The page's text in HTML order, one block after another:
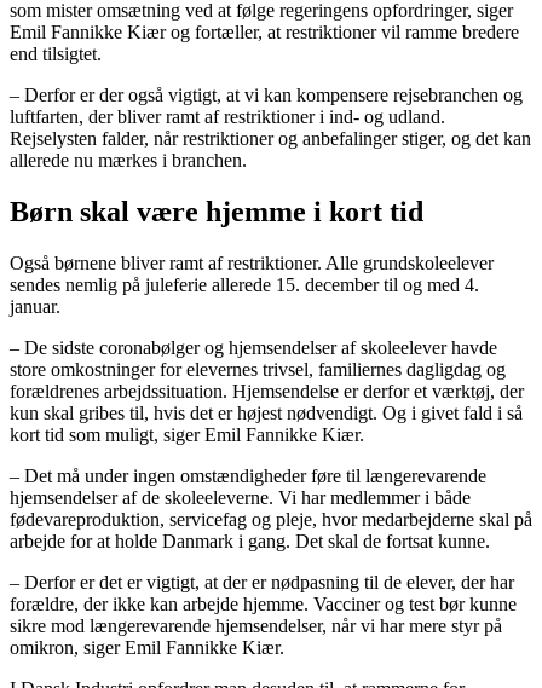
som mister omsætning ved at følge regeringens opfordringer, siger
Emil Fannikke Kiær og fortæller, at restriktioner vil ramme bredere
end tilsigtet.
– Derfor er der også vigtigt, at vi kan kompensere rejsebranchen og
luftfarten, der bliver ramt af restriktioner i ind- og udland.
Rejselysten falder, når restriktioner og anbefalinger stiger, og det kan
allerede nu mærkes i branchen.
Børn skal være hjemme i kort tid
Også børnene bliver ramt af restriktioner. Alle grundskoleelever
sendes nemlig på juleferie allerede 15. december til og med 4.
januar.
– De sidste coronabølger og hjemsendelser af skoleelever havde
store omkostninger for elevernes trivsel, familiernes dagligdag og
forældrenes arbejdssituation. Hjemsendelse er derfor et værktøj, der
kun skal gribes til, hvis det er højest nødvendigt. Og i givet fald i så
kort tid som muligt, siger Emil Fannikke Kiær.
– Det må under ingen omstændigheder føre til længerevarende
hjemsendelser af de skoleeleverne. Vi har medlemmer i både
fødevareproduktion, servicefag og pleje, hvor medarbejderne skal på
arbejde for at holde Danmark i gang. Det skal de fortsat kunne.
– Derfor er det er vigtigt, at der er nødpasning til de elever, der har
forældre, der ikke kan arbejde hjemme. Vacciner og test bør kunne
sikre mod længerevarende hjemsendelser, når vi har mere styr på
omikron, siger Emil Fannikke Kiær.